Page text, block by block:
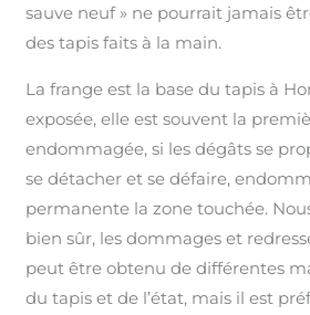
sauve neuf » ne pourrait jamais
des tapis faits à la main.
La frange est la base du tapis à
exposée, elle est souvent la
endommagée, si les dégâts se
se détacher et se défaire,
permanente la zone touchée.
bien sûr, les dommages et
peut être obtenu de différentes
du tapis et de l’état, mais il est